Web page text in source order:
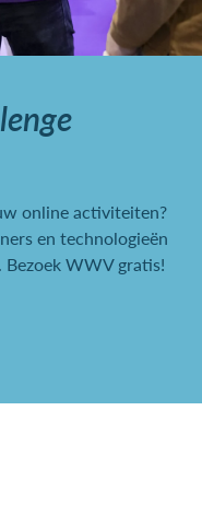
online activiteiten?
en technologieën
WWV gratis!